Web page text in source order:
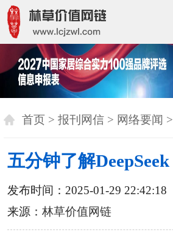
首页 > 报刊网信> 网络要闻 >
五分钟了解DeepSeek
发布时间：2025-01-29 22:42:18
来源： 林草价值网链